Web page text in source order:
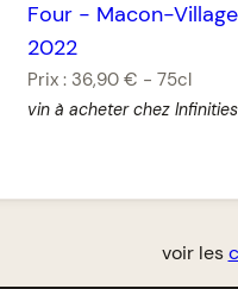
Four- Macon-
2022
Prix : 36,90 € - 75cl
vin à acheter chez
voir les